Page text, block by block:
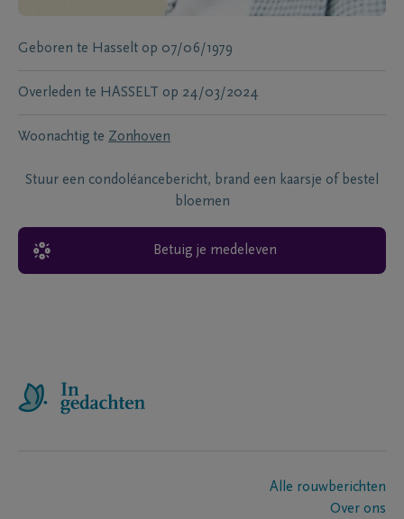
Geboren te Hasselt op 07/06/1979
Overleden te HASSELT op 24/03/2024
Woonachtig te Zonhoven
Stuur een condoléancebericht, brand een kaarsje of bestel
bloemen
Betuig je medeleven
Alle rouwberichten
Over ons